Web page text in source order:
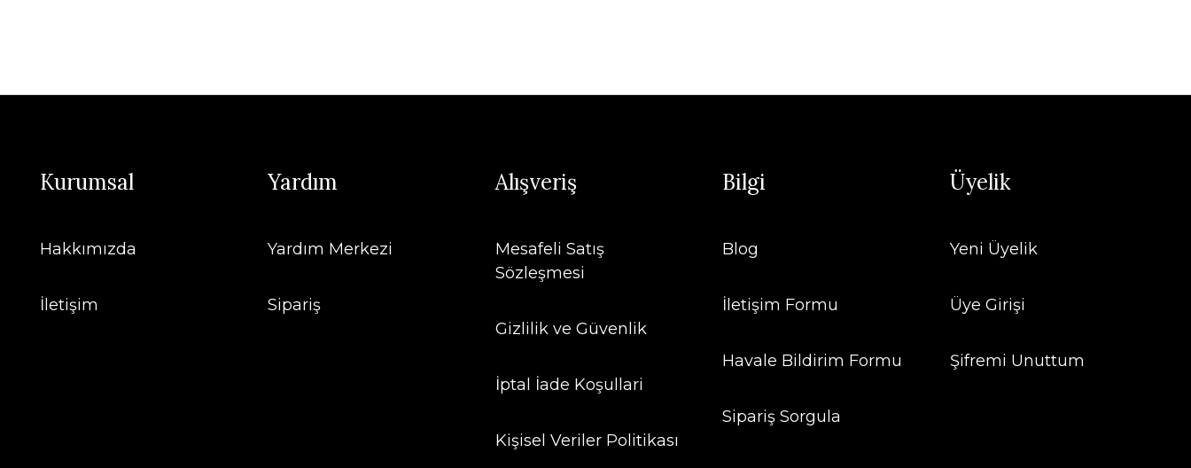
Kurumsal
Hakkımızda
İletişim
Yardım
Yardım Merkezi
Sipariş
Alışveriş
Mesafeli Satış
Sözleşmesi
Gizlilik ve Güvenlik
İptal İade Koşullari
Kişisel Veriler Politikası
Bilgi
Blog
İletişim Formu
Havale Bildirim Formu
Sipariş Sorgula
Üyelik
Yeni Üyelik
Üye Girişi
Şifremi Unuttum